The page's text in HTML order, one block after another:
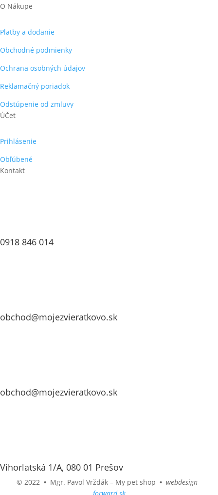
O Nákupe
Platby a dodanie
Obchodné podmienky
Ochrana osobných údajov
Reklamačný poriadok
Odstúpenie od zmluvy
ÚČet
Prihlásenie
Obľúbené
Kontakt
0918 846 014
obchod@mojezvieratkovo.sk
obchod@mojezvieratkovo.sk
Vihorlatská 1/A, 080 01 Prešov
© 2022 • Mgr. Pavol Vrždák – My pet shop • webdesign